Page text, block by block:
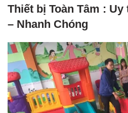
Thiết bị Toàn Tâm :
– Nhanh Chóng